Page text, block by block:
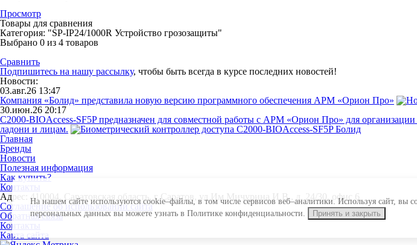
На нашем сайте используются cookie–файлы, в том числе сервисов веб–аналитики. Используя сайт,
персональных данных вы можете узнать в Политике конфиденциальности.
Принять и закрыть
Просмотр
Товары для сравнения
Категория: "SP-IP24/1000R Устройство грозозащиты"
Выбрано 0 из 4 товаров
Сравнить
Подпишитесь на нашу рассылку, чтобы быть всегда в курсе последних новостей!
Новости:
03.авг.26 13:47
Компания «Болид» представила новую версию программного обеспечения АРМ «Орион Про»
30.июн.26 20:17
С2000-BIOAccess-SF5P предназначен для совместной работы с АРМ «Орион Про» для
ладони и лицам.
Главная
Бренды
Новости
Полезная информация
Как купить?
Контакты
Адрес: 410004, Саратовская область, г Саратов, ул Им Мичурина И.В., д. 24/30, офис 6
Соглашение об использовании сайта
Обратная связь
Контакты
Карта сайта